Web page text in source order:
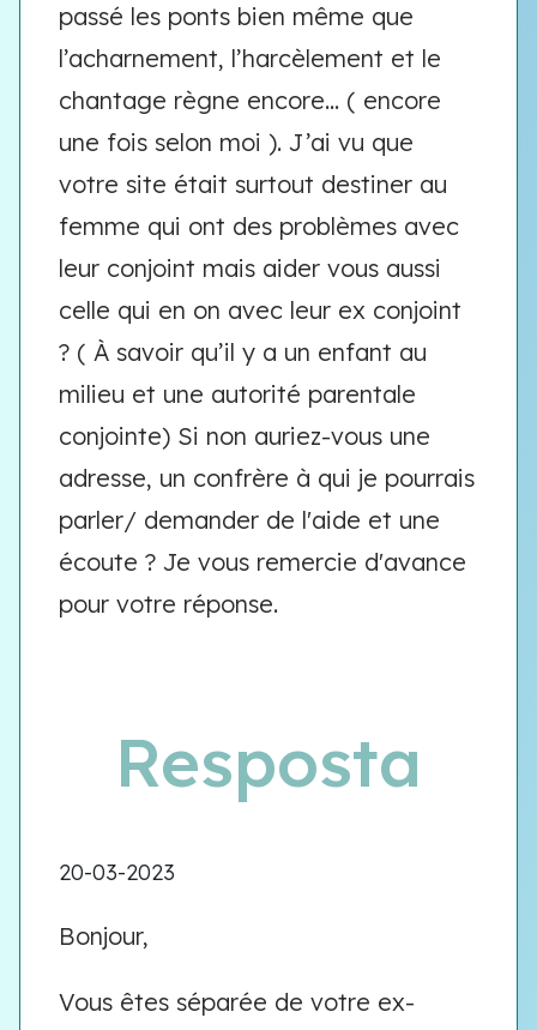
passé les ponts bien même que
l’acharnement, l’harcèlement et le
chantage règne encore… ( encore
une fois selon moi ). J’ai vu que
votre site était surtout destiner au
femme qui ont des problèmes avec
leur conjoint mais aider vous aussi
celle qui en on avec leur ex conjoint
? ( À savoir qu’il y a un enfant au
milieu et une autorité parentale
conjointe) Si non auriez-vous une
adresse, un confrère à qui je pourrais
parler/ demander de l'aide et une
écoute ? Je vous remercie d'avance
pour votre réponse.
Resposta
20-03-2023
Bonjour,
Vous êtes séparée de votre ex-